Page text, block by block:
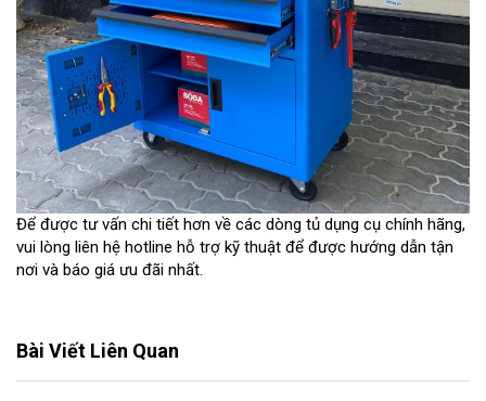
Để được tư vấn chi tiết hơn về các dòng tủ dụng cụ chính hãng,
vui lòng liên hệ hotline hỗ trợ kỹ thuật để được hướng dẫn tận
nơi và báo giá ưu đãi nhất.
Bài Viết Liên Quan